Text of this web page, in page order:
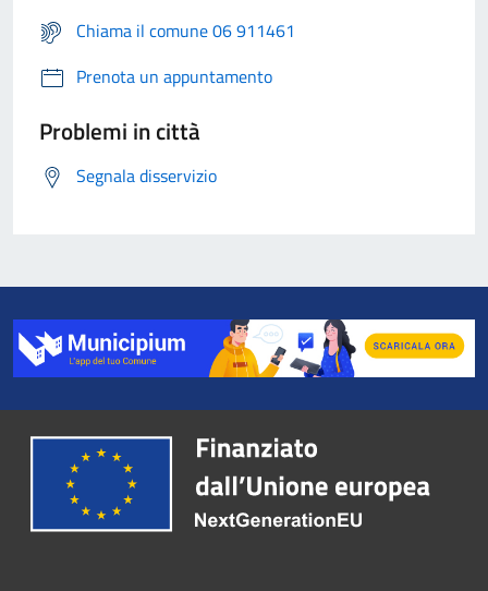
Chiama il comune 06 911461
Prenota un appuntamento
Problemi in città
Segnala disservizio